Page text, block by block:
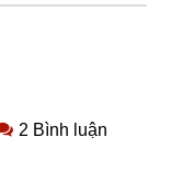
2 Bình luận